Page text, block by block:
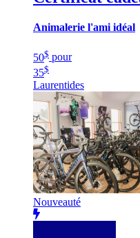
Animalerie l'ami idéal
50$ pour
35$
Laurentides
Nouveauté